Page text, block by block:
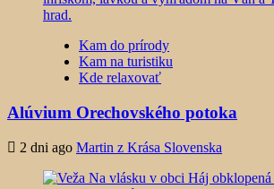
Kam do prírody
Kam na turistiku
Kde relaxovať
Alúvium Orechovského potoka
2 dni ago Martin z Krása Slovenska